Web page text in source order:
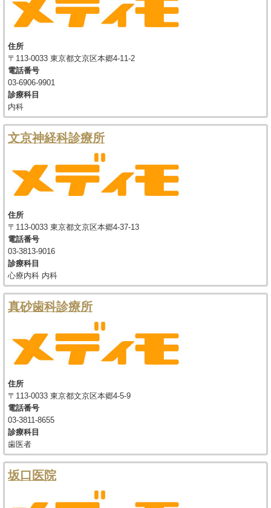
住所
〒113-0033 東京都文京区本郷4-11-2
電話番号
03-6906-9901
診療科目
内科
文京神経科診療所
住所
〒113-0033 東京都文京区本郷4-37-13
電話番号
03-3813-9016
診療科目
心療内科 内科
真砂歯科診療所
住所
〒113-0033 東京都文京区本郷4-5-9
電話番号
03-3811-8655
診療科目
歯医者
坂口医院